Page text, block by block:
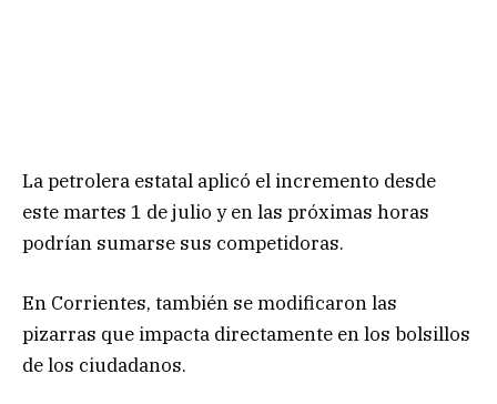
La petrolera estatal aplicó el incremento desde
este martes 1 de julio y en las próximas horas
podrían sumarse sus competidoras.
En Corrientes, también se modificaron las
pizarras que impacta directamente en los bolsillos
de los ciudadanos.